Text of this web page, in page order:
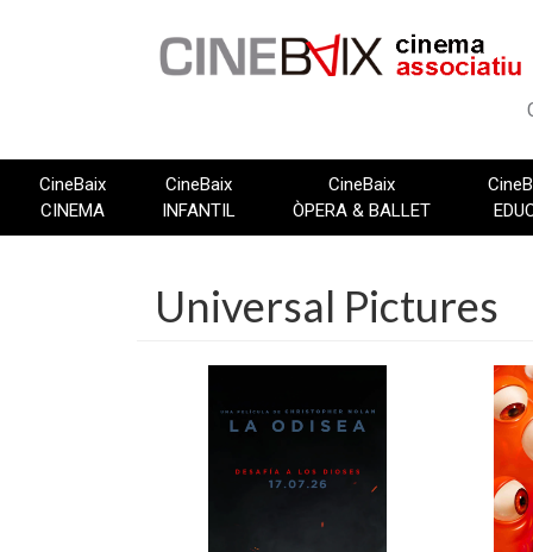
CineBaix
CINEMA
CineBaix
INFANTIL
CineBaix
ÒPERA & BALLET
Universal Pictures